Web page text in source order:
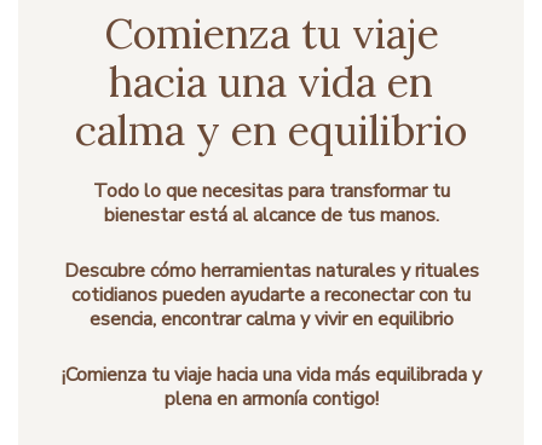
Comienza tu viaje
hacia una vida en
calma y en equilibrio
Todo lo que necesitas para transformar tu
bienestar está al alcance de tus manos.
Descubre cómo herramientas naturales y rituales
cotidianos pueden ayudarte a reconectar con tu
esencia, encontrar calma y vivir en equilibrio
¡Comienza tu viaje hacia una vida más equilibrada y
plena en armonía contigo!